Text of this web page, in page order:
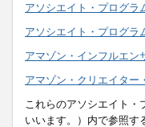
アソシエイト・プログラ
アソシエイト・プログラ
アマゾン・インフルエン
アマゾン・クリエイター
これらのアソシエイト・
いいます。）内で参照す